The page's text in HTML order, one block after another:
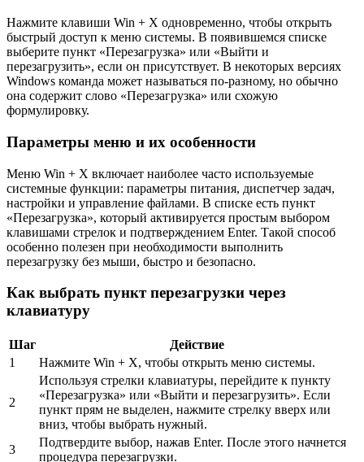
Нажмите клавиши Win + X одновременно, чтобы открыть
быстрый доступ к меню системы. В появившемся списке
выберите пункт «Перезагрузка» или «Выйти и
перезагрузить», если он присутствует. В некоторых версиях
Windows команда может называться по-разному, но обычно
она содержит слово «Перезагрузка» или схожую
формулировку.
Параметры меню и их особенности
Меню Win + X включает наиболее часто используемые
системные функции: параметры питания, диспетчер задач,
настройки и управление файлами. В списке есть пункт
«Перезагрузка», который активируется простым выбором
клавишами стрелок и подтверждением Enter. Такой способ
особенно полезен при необходимости выполнить
перезагрузку без мыши, быстро и безопасно.
Как выбрать пункт перезагрузки через
клавиатуру
Шаг
Действие
1
Нажмите Win + X, чтобы открыть меню системы.
2
Используя стрелки клавиатуры, перейдите к пункту
«Перезагрузка» или «Выйти и перезагрузить». Если
пункт прям не выделен, нажмите стрелку вверх или
вниз, чтобы выбрать нужный.
3
Подтвердите выбор, нажав Enter. После этого начнется
процедура перезагрузки.